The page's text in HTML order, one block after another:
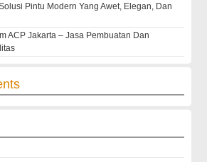
Pintu Modern Yang Awet, Elegan, Dan
ACP Jakarta – Jasa Pembuatan Dan